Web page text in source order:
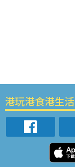
港玩港食港生活